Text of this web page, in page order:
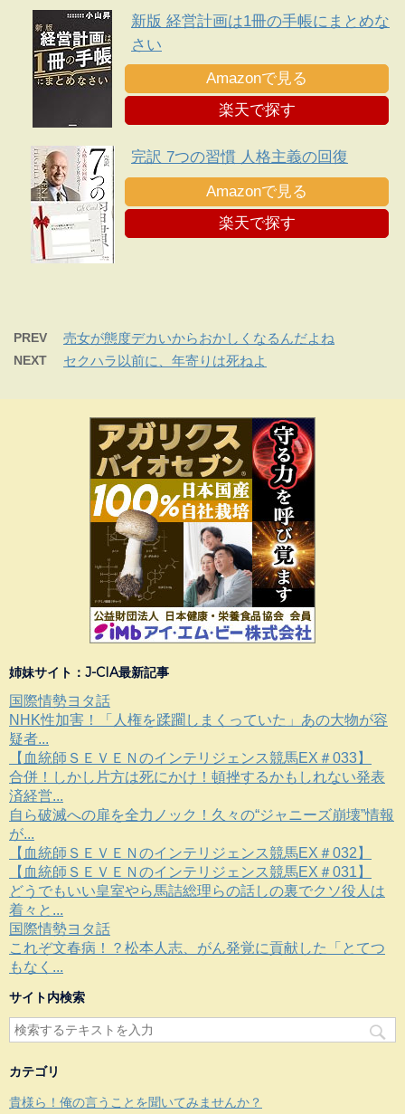
新版 経営計画は1冊の手帳にまとめな
さい
Amazonで見る
楽天で探す
完訳 7つの習慣 人格主義の回復
Amazonで見る
楽天で探す
PREV 売女が態度デカいからおかしくなるんだよね
NEXT セクハラ以前に、年寄りは死ねよ
姉妹サイト：J-CIA最新記事
国際情勢ヨタ話
NHK性加害！「人権を蹂躙しまくっていた」あの大物が容
疑者...
【血統師ＳＥＶＥＮのインテリジェンス競馬EX＃033】
合併！しかし片方は死にかけ！頓挫するかもしれない発表
済経営...
自ら破滅への扉を全力ノック！久々の“ジャニーズ崩壊”情報
が...
【血統師ＳＥＶＥＮのインテリジェンス競馬EX＃032】
【血統師ＳＥＶＥＮのインテリジェンス競馬EX＃031】
どうでもいい皇室やら馬詰総理らの話しの裏でクソ役人は
着々と...
国際情勢ヨタ話
これぞ文春病！？松本人志、がん発覚に貢献した「とてつ
もなく...
サイト内検索
カテゴリ
貴様ら！俺の言うことを聞いてみませんか？